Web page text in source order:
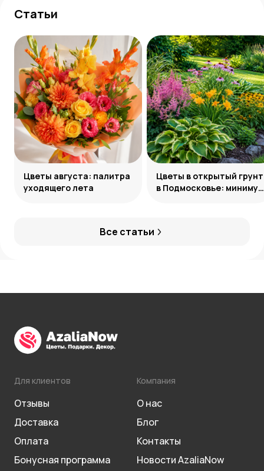
Статьи
Все статьи
Цветы августа: палитра
уходящего лета
Цветы в открытый грунт
в Подмосковье: минимум
Для клиентов
Отзывы
Доставка
Оплата
Бонусная программа
Компания
О нас
Блог
Контакты
Новости AzaliaNow